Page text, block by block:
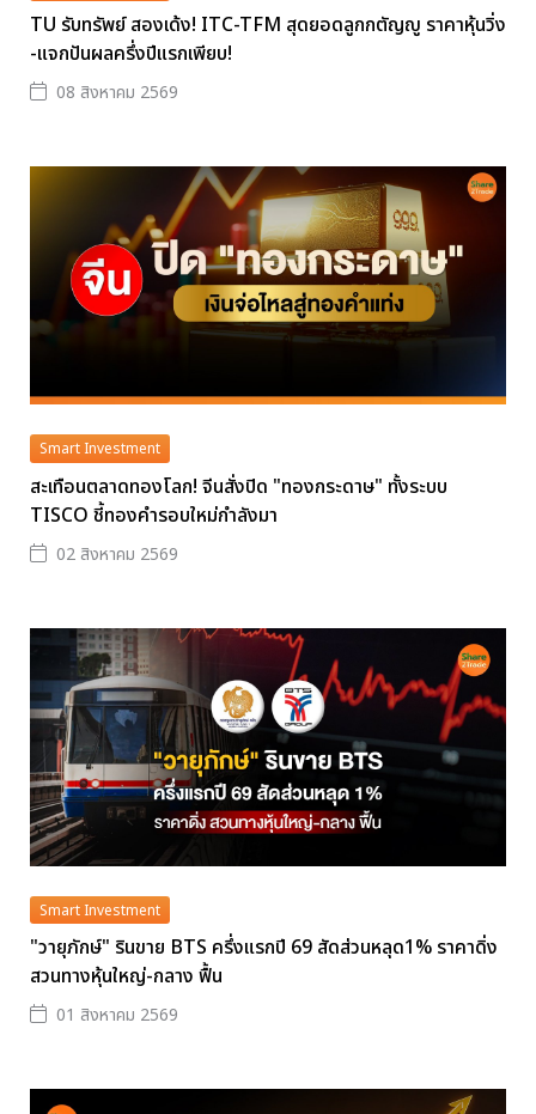
TU รับทรัพย์ สองเด้ง! ITC-TFM สุดยอดลูกกตัญญู ราคาหุ้นวิ่ง
-แจกปันผลครึ่งปีแรกเพียบ!
08 สิงหาคม 2569
Smart Investment
สะเทือนตลาดทองโลก! จีนสั่งปิด "ทองกระดาษ" ทั้งระบบ
TISCO ชี้ทองคำรอบใหม่กำลังมา
02 สิงหาคม 2569
Smart Investment
"วายุภักษ์" รินขาย BTS ครึ่งแรกปี 69 สัดส่วนหลุด1% ราคาดิ่ง
สวนทางหุ้นใหญ่-กลาง ฟื้น
01 สิงหาคม 2569